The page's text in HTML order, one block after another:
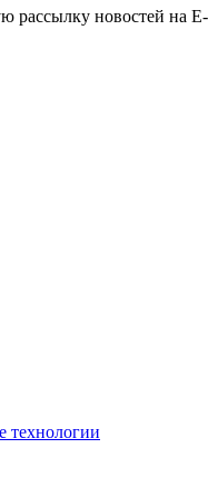
рассылку новостей на
технологии